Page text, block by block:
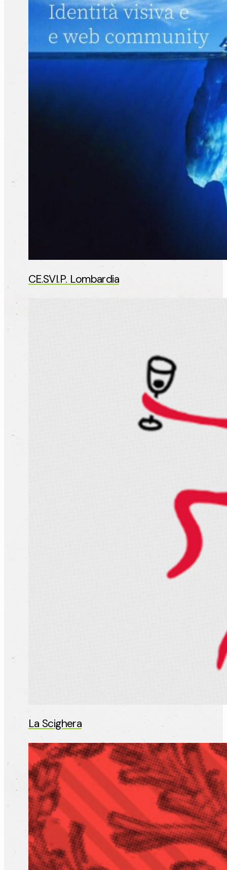
CE.SVI.P. Lombardia
La Scighera